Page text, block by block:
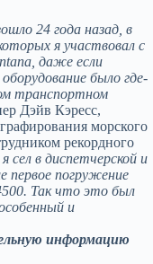
24 года назад, в
я участвовал с
даже если
было где-
транспортном
Дэйв Кэресс,
морского
рекордного
я сел в диспетчерской и
первое погружение
Так что это был
и
информацию